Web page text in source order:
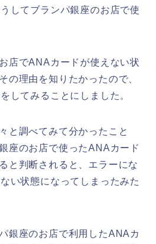
してブランパ銀座のお店で使
店でANAカードが使えない状
の理由を知りたかったので、
してみることにしました。
と調べてみて分かったこと
座のお店で使ったANAカード
と判断されると、エラーにな
い状態になってしまったみた
銀座のお店で利用したANAカ